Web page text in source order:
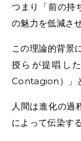
つまり「前の持
の魅力を低減さ
この理論的背景
授らが提唱し
Contagion）」
人間は進化の過
によって伝染す